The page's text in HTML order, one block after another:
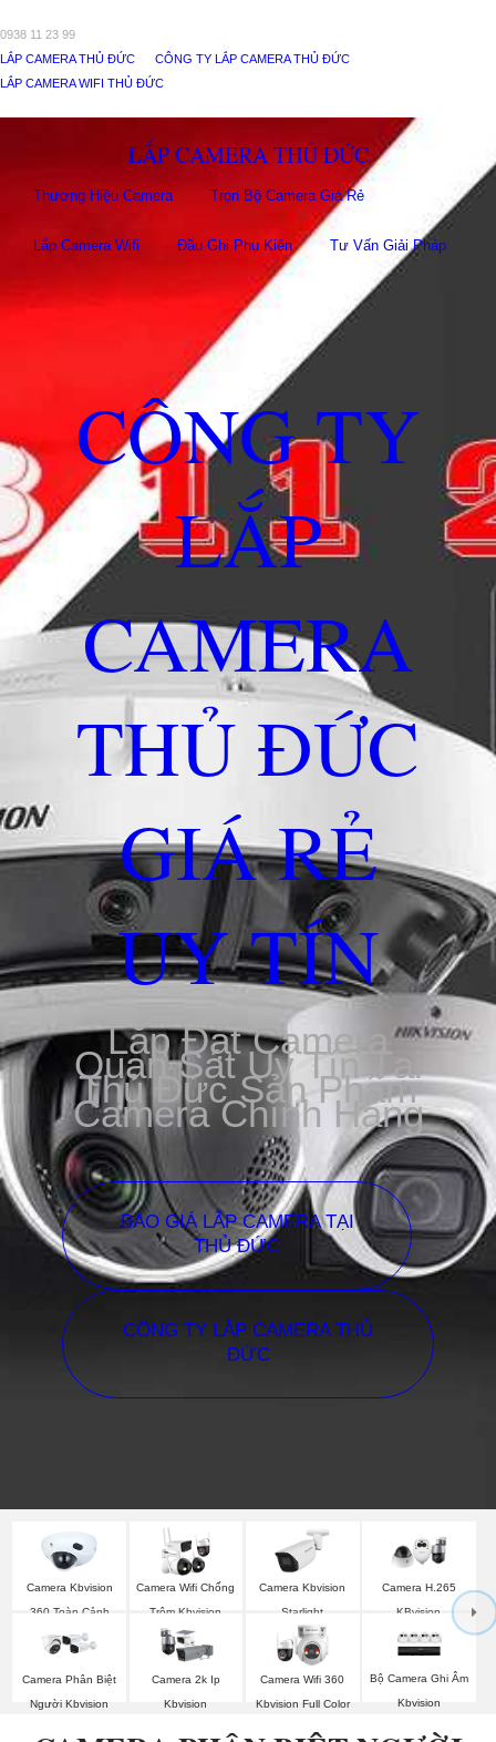
0938 11 23 99
LẮP CAMERA THỦ ĐỨC
CÔNG TY LẮP CAMERA THỦ ĐỨC
LẮP CAMERA WIFI THỦ ĐỨC
LẮP CAMERA THỦ ĐỨC
Thương Hiệu Camera Trọn Bộ Camera Giá Rẻ
Lắp Camera Wifi Đầu Ghi Phụ Kiên Tư Vấn Giải Pháp
CÔNG TY
LẮP
CAMERA
THỦ ĐỨC
GIÁ RẺ
UY TÍN
Lắp Đặt Camera
Quan Sát Uy Tín Tại
Thủ Đức Sản Phẩm
Camera Chính Hãng
BÁO GIÁ LẮP CAMERA TẠI
THỦ ĐỨC
CÔNG TY LẮP CAMERA THỦ
ĐỨC
Camera Kbvision
360 Toàn Cảnh
Camera Wifi Chống
Trộm Kbvision
Camera Kbvision
Starlight
Camera H.265
KBvision
Camera Phân Biệt
Người Kbvision
Camera 2k Ip
Kbvision
Camera Wifi 360
Kbvision Full Color
Bộ Camera Ghi Âm
Kbvision